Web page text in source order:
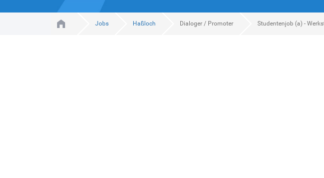
Jobs Haßloch Dialoger / Promoter Studentenjob (a) -